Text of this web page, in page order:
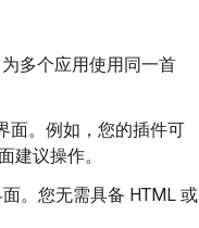
多个应用使用同一首
面。例如，您的插件可
建议操作。
。您无需具备 HTML 或